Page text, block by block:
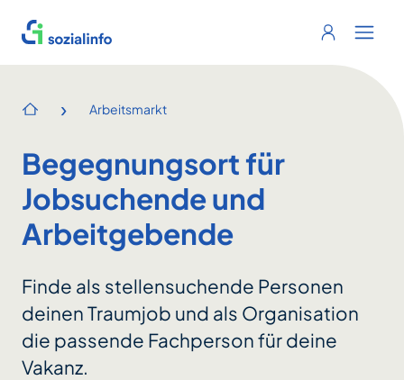
Sozialinfo
Login
Startseite
› Arbeitsmarkt
Begegnungsort für
Jobsuchende und
Arbeitgebende
Finde als stellensuchende Personen
deinen Traumjob und als Organisation
die passende Fachperson für deine
Vakanz.